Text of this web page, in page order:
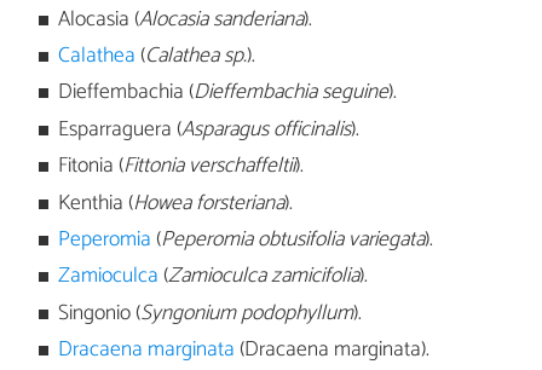
Alocasia (Alocasia sanderiana).
Calathea (Calathea sp.).
Dieffembachia (Dieffembachia seguine).
Esparraguera (Asparagus officinalis).
Fitonia (Fittonia verschaffeltii).
Kenthia (Howea forsteriana).
Peperomia (Peperomia obtusifolia variegata).
Zamioculca (Zamioculca zamicifolia).
Singonio (Syngonium podophyllum).
Dracaena marginata (Dracaena marginata).